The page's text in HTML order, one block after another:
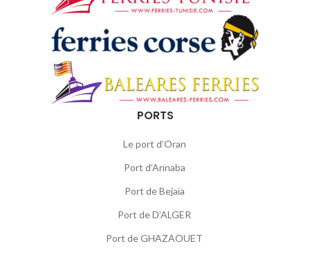
PORTS
Le port d’Oran
Port d’Annaba
Port de Bejaïa
Port de D’ALGER
Port de GHAZAOUET